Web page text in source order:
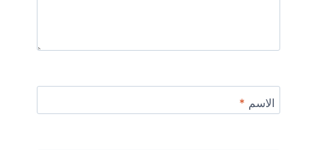
الاسم *